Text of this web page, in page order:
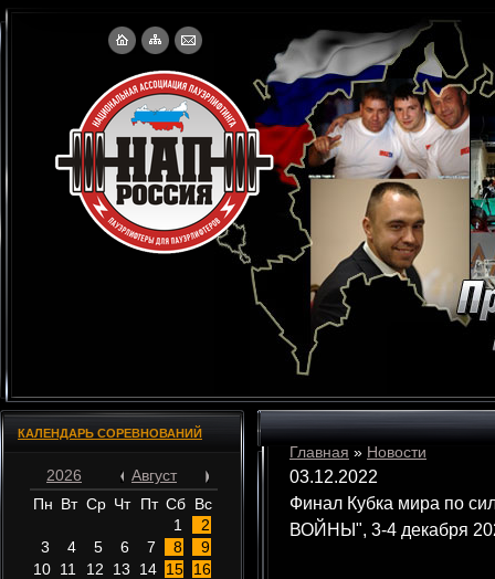
КАЛЕНДАРЬ СОРЕВНОВАНИЙ
2026
Август
Пн Вт Ср Чт Пт Сб Вс
1
2
3
4 5 6 7 8
9
10 11 12 13 14 15
16
Главная » Новости
03.12.2022
Финал Кубка мира по
ВОЙНЫ", 3-4 декабря